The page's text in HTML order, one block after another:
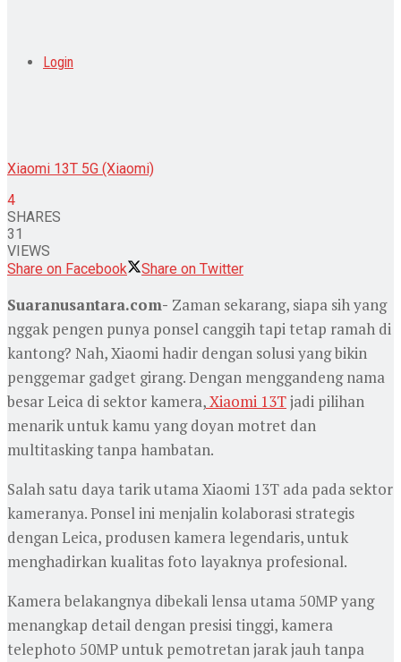
Login
Xiaomi 13T 5G (Xiaomi)
4
SHARES
31
VIEWS
Share on Facebook
Share on Twitter
Suaranusantara.com- Zaman sekarang, siapa sih yang
nggak pengen punya ponsel canggih tapi tetap ramah di
kantong? Nah, Xiaomi hadir dengan solusi yang bikin
penggemar gadget girang. Dengan menggandeng nama
besar Leica di sektor kamera,Xiaomi 13Tjadi pilihan
menarik untuk kamu yang doyan motret dan
multitasking tanpa hambatan.
Salah satu daya tarik utama Xiaomi 13T ada pada sektor
kameranya. Ponsel ini menjalin kolaborasi strategis
dengan Leica, produsen kamera legendaris, untuk
menghadirkan kualitas foto layaknya profesional.
Kamera belakangnya dibekali lensa utama 50MP yang
menangkap detail dengan presisi tinggi, kamera
telephoto 50MP untuk pemotretan jarak jauh tanpa